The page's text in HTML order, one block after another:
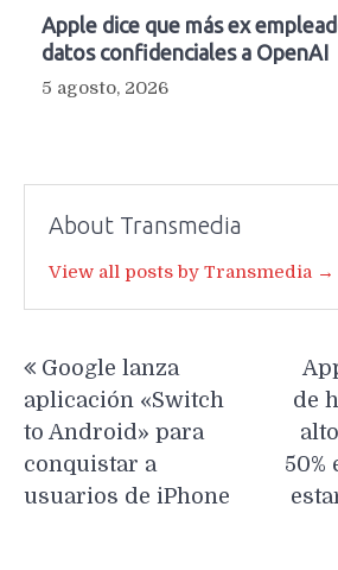
Apple dice que más ex
datos confidenciales a OpenAI
5 agosto, 2026
About Transmedia
View all posts by Transmedia →
de
entradas
Google lanza
aplicación «Switch
to Android» para
conquistar a
usuarios de iPhone
de
50%